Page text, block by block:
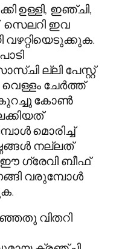
ഉള്ളി, ഇഞ്ചി,
സെലറി ഇവ
ല്ലി പേസ്റ്റ്
ചേർത്ത്
കുറച്ചു കോണ്‍
മൊരിച്ച്
നല്ലത്
ഈ ഗ്രേവി ബീഫ്
വരുമ്പോൾ
വിതറി